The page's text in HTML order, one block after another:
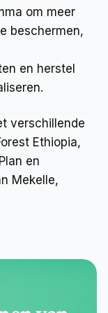
om meer
beschermen,
en herstel
verschillende
Ethiopia,
en
Mekelle,